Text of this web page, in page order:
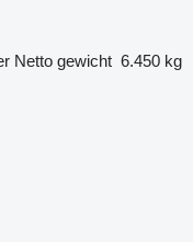
Netto gewicht 6.450 kg